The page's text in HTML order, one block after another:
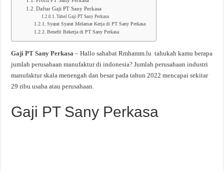
Daftar Gaji PT Sany Perkasa
Tabel Gaji PT Sany Perkasa
Syarat Syarat Melamar Kerja di PT Sany Perkasa
Benefit Bekerja di PT Sany Perkasa
Gaji PT Sany Perkasa – Hallo sahabat Rmhamm.lu tahukah kamu berapa
jumlah perusahaan manufaktur di indonesia? Jumlah perusahaan industri
manufaktur skala menengah dan besar pada tahun 2022 mencapai sekitar
29 ribu usaha atau perusahaan.
Gaji PT Sany Perkasa